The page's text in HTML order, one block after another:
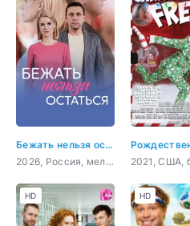
Бежать нельзя остаться
2026, Россия, мелодрама
HD HD